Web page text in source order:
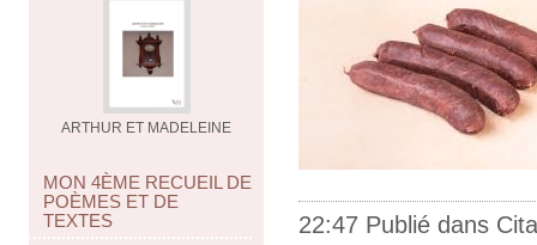
ARTHUR ET MADELEINE
MON 4ÈME RECUEIL DE
POÈMES ET DE
TEXTES
22:47 Publié dans